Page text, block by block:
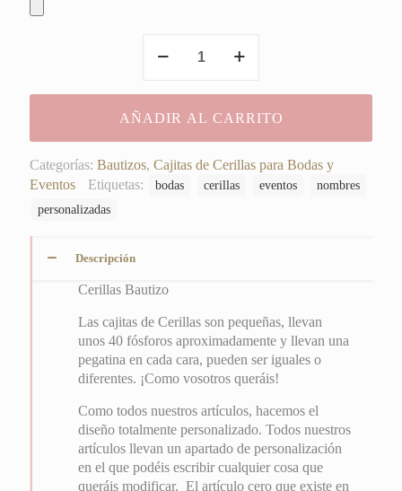
Bautizo
AÑADIR AL CARRITO
Categorías: Bautizos, Cajitas de Cerillas para Bodas y
Eventos
Etiquetas: bodas cerillas eventos
nombres
personalizadas
Descripción
Cerillas Bautizo
Las cajitas de Cerillas son pequeñas, llevan
unos 40 fósforos aproximadamente y llevan una
pegatina en cada cara, pueden ser iguales o
diferentes. ¡Como vosotros queráis!
Como todos nuestros artículos, hacemos el
diseño totalmente personalizado. Todos nuestros
artículos llevan un apartado de personalización
en el que podéis escribir cualquier cosa que
queráis modificar. El artículo cero que existe en